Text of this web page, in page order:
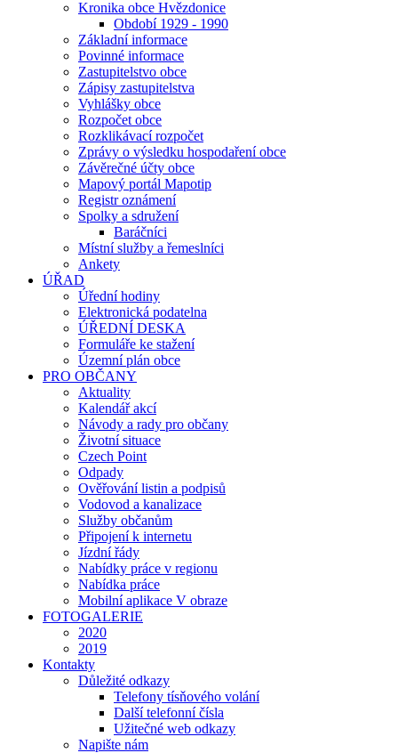
Kronika obce Hvězdonice
Období 1929 - 1990
Základní informace
Povinné informace
Zastupitelstvo obce
Zápisy zastupitelstva
Vyhlášky obce
Rozpočet obce
Rozklikávací rozpočet
Zprávy o výsledku hospodaření obce
Závěrečné účty obce
Mapový portál Mapotip
Registr oznámení
Spolky a sdružení
Baráčníci
Místní služby a řemeslníci
Ankety
ÚŘAD
Úřední hodiny
Elektronická podatelna
ÚŘEDNÍ DESKA
Formuláře ke stažení
Územní plán obce
PRO OBČANY
Aktuality
Kalendář akcí
Návody a rady pro občany
Životní situace
Czech Point
Odpady
Ověřování listin a podpisů
Vodovod a kanalizace
Služby občanům
Připojení k internetu
Jízdní řády
Nabídky práce v regionu
Nabídka práce
Mobilní aplikace V obraze
FOTOGALERIE
2020
2019
Kontakty
Důležité odkazy
Telefony tísňového volání
Další telefonní čísla
Užitečné web odkazy
Napište nám